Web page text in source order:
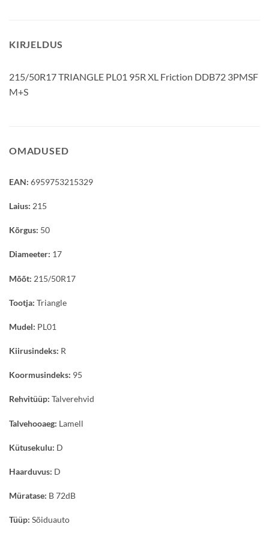
KIRJELDUS
215/50R17 TRIANGLE PL01 95R XL Friction DDB72 3PMSF
M+S
OMADUSED
EAN: 6959753215329
Laius: 215
Kõrgus: 50
Diameeter: 17
Mõõt: 215/50R17
Tootja: Triangle
Mudel: PL01
Kiirusindeks: R
Koormusindeks: 95
Rehvitüüp: Talverehvid
Talvehooaeg: Lamell
Kütusekulu: D
Haarduvus: D
Müratase: B 72dB
Tüüp: Sõiduauto